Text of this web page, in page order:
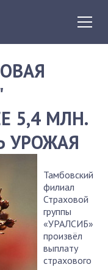
5,4 МЛН.
УРОЖАЯ
Тамбовский
филиал
Страховой
группы
«УРАЛСИБ»
произвёл
выплату
страхового